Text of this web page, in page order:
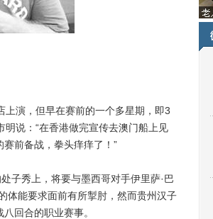
演，但早在赛前的一个多星期，即3
说：“在香港做完宣传去澳门船上见
前备战，拳头痒痒了！”
子秀上，将要与墨西哥对手伊里萨·巴
体能要求面前有所掣肘，然而贵州汉子
回合的职业赛事。